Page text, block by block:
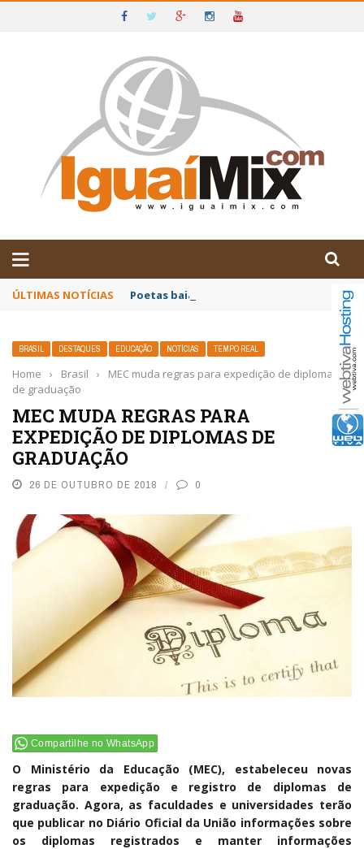
IGUAÍ E SUDOESTE DA BAHIA
ÚLTIMAS NOTÍCIAS Poetas baianos representam o Brasil no
BRASIL DESTAQUES EDUCAÇÃO NOTÍCIAS TEMPO REAL
Home › Brasil ›
MEC muda regras para expedição de diplomas
de graduação
MEC MUDA REGRAS PARA
EXPEDIÇÃO DE DIPLOMAS DE
GRADUAÇÃO
26 DE OUTUBRO DE 2018 0
Compartilhe no WhatsApp
O Ministério da Educação (MEC), estabeleceu novas
regras para expedição e registro de diplomas de
graduação. Agora, as faculdades e universidades terão
que publicar no Diário Oficial da União informações sobre
os diplomas registrados e manter informações